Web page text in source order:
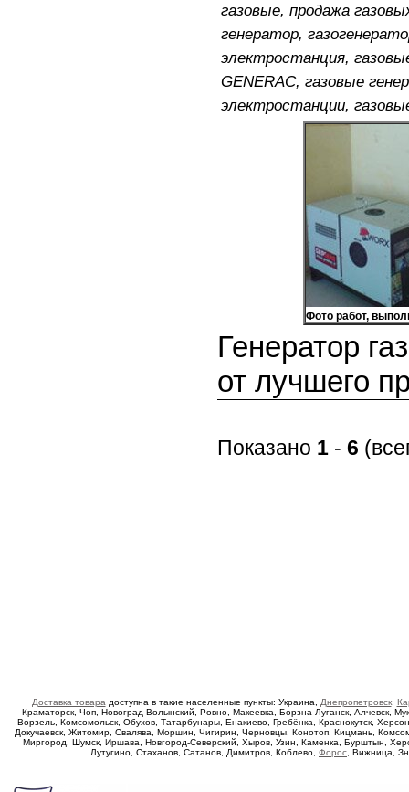
газовые, продажа
генератор,
электростанция,
GENERAC, газовые
электростанции,
Фото работ,
Генератор
от лучшего
Показано 1 - 6
Доставка товара доступна в такие населенные пункты: Украина, Днепропетровск,
Краматорск, Чоп, Новоград-Волынский, Ровно, Макеевка, Борзна Луганск, Алчевск,
Ворзель, Комсомольск, Обухов, Татарбунары, Енакиево, Гребёнка, Краснокутск,
Докучаевск, Житомир, Свалява, Моршин, Чигирин, Черновцы, Конотоп, Кицмань,
Миргород, Шумск, Иршава, Новгород-Северский, Хыров, Узин, Каменка, Бурштын,
Лутугино, Стаханов, Сатанов, Димитров, Коблево, Форос , Вижница,